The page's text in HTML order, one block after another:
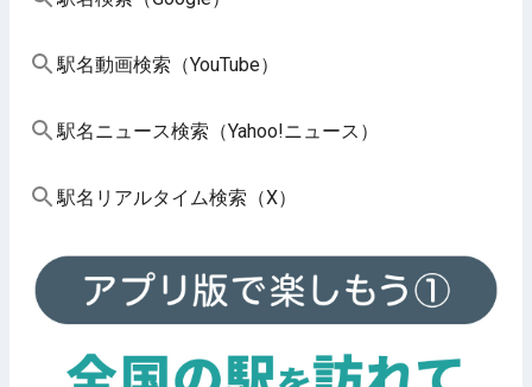
駅名動画検索（YouTube）
駅名ニュース検索（Yahoo!ニュース）
駅名リアルタイム検索（X）